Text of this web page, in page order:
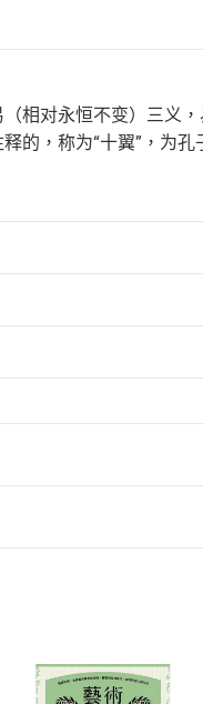
相对永恒不变）三义
的，称为“十翼”，为
第2條第5款之規定，
點選「瀏覽訂單明細」
付款方式